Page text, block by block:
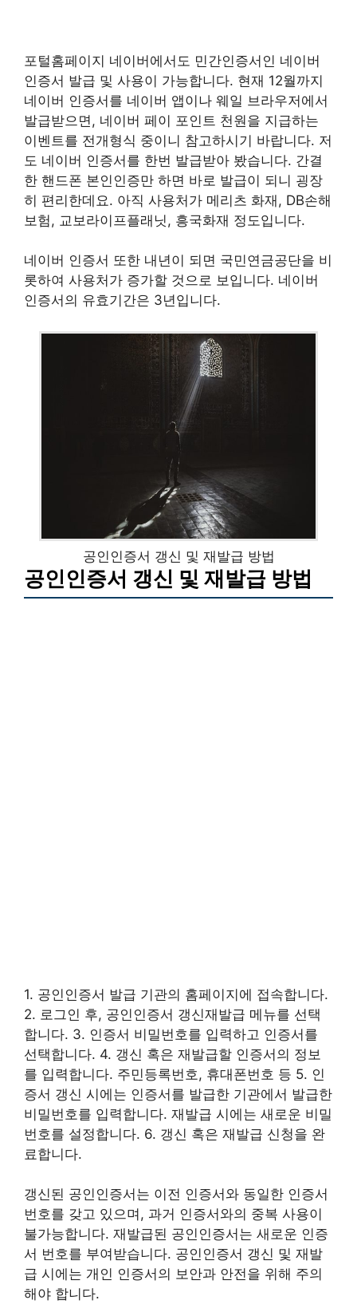
포털홈페이지 네이버에서도 민간인증서인 네이버
인증서 발급 및 사용이 가능합니다. 현재 12월까지
네이버 인증서를 네이버 앱이나 웨일 브라우저에서
발급받으면, 네이버 페이 포인트 천원을 지급하는
이벤트를 전개형식 중이니 참고하시기 바랍니다. 저
도 네이버 인증서를 한번 발급받아 봤습니다. 간결
한 핸드폰 본인인증만 하면 바로 발급이 되니 굉장
히 편리한데요. 아직 사용처가 메리츠 화재, DB손해
보험, 교보라이프플래닛, 흥국화재 정도입니다.
네이버 인증서 또한 내년이 되면 국민연금공단을 비
롯하여 사용처가 증가할 것으로 보입니다. 네이버
인증서의 유효기간은 3년입니다.
공인인증서 갱신 및 재발급 방법
공인인증서 갱신 및 재발급 방법
1. 공인인증서 발급 기관의 홈페이지에 접속합니다.
2. 로그인 후, 공인인증서 갱신재발급 메뉴를 선택
합니다. 3. 인증서 비밀번호를 입력하고 인증서를
선택합니다. 4. 갱신 혹은 재발급할 인증서의 정보
를 입력합니다. 주민등록번호, 휴대폰번호 등 5. 인
증서 갱신 시에는 인증서를 발급한 기관에서 발급한
비밀번호를 입력합니다. 재발급 시에는 새로운 비밀
번호를 설정합니다. 6. 갱신 혹은 재발급 신청을 완
료합니다.
갱신된 공인인증서는 이전 인증서와 동일한 인증서
번호를 갖고 있으며, 과거 인증서와의 중복 사용이
불가능합니다. 재발급된 공인인증서는 새로운 인증
서 번호를 부여받습니다. 공인인증서 갱신 및 재발
급 시에는 개인 인증서의 보안과 안전을 위해 주의
해야 합니다.